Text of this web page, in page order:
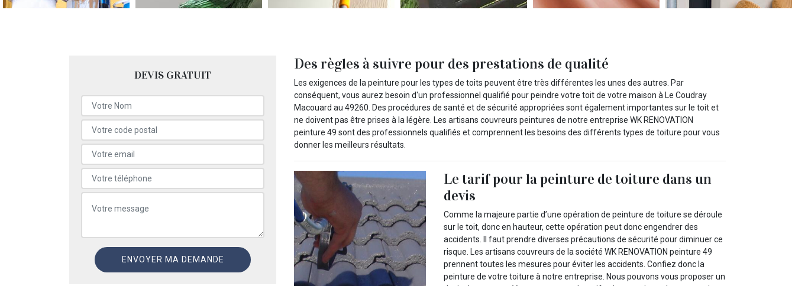
DEVIS GRATUIT
Des règles à suivre pour des prestations de qualité
Les exigences de la peinture pour les types de toits peuvent être très différentes les unes des autres. Par
conséquent, vous aurez besoin d'un professionnel qualifié pour peindre votre toit de votre maison à Le Coudray
Macouard au 49260. Des procédures de santé et de sécurité appropriées sont également importantes sur le toit et
ne doivent pas être prises à la légère. Les artisans couvreurs peintures de notre entreprise WK RENOVATION
peinture 49 sont des professionnels qualifiés et comprennent les besoins des différents types de toiture pour vous
donner les meilleurs résultats.
Le tarif pour la peinture de toiture dans un
devis
Comme la majeure partie d’une opération de peinture de toiture se déroule
sur le toit, donc en hauteur, cette opération peut donc engendrer des
accidents. Il faut prendre diverses précautions de sécurité pour diminuer ce
risque. Les artisans couvreurs de la société WK RENOVATION peinture 49
prennent toutes les mesures pour éviter les accidents. Confiez donc la
peinture de votre toiture à notre entreprise. Nous pouvons vous proposer un